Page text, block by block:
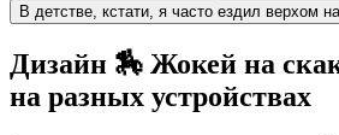
В детстве, кстати, я часто ездил верхом
Дизайн 🏇 Жокей на
на разных устройствах